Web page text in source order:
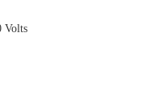
Volts